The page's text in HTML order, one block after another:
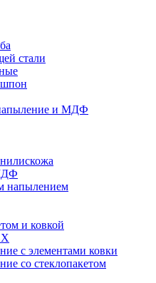
стали
шпон
и МДФ
напылением
и ковкой
с элементами ковки
со стеклопакетом